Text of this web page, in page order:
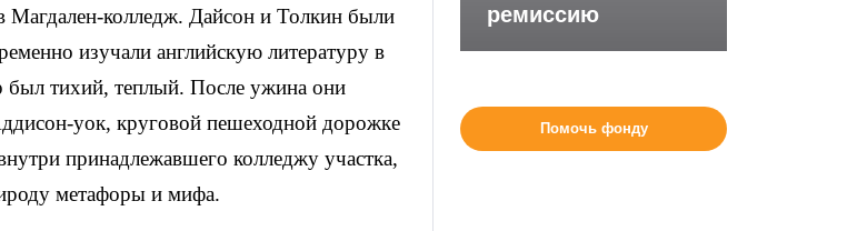
колледж. Дайсон и Толкин были
изучали английскую литературу в
был тихий, теплый. После ужина они
уок, круговой пешеходной дорожке
принадлежавшего колледжу участка,
метафоры и мифа.
ремиссию
Помочь фонду